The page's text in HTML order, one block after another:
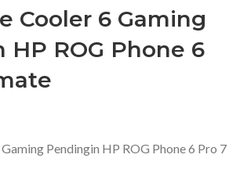
Cooler 6 Gaming
HP ROG Phone 6
Pendingin HP ROG Phone 6 Pro 7